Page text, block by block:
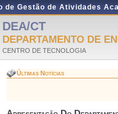
de Gestão de Atividades
DEA/CT
DEPARTAMENTO DE
CENTRO DE TECNOLOGIA
Últimas Notícias